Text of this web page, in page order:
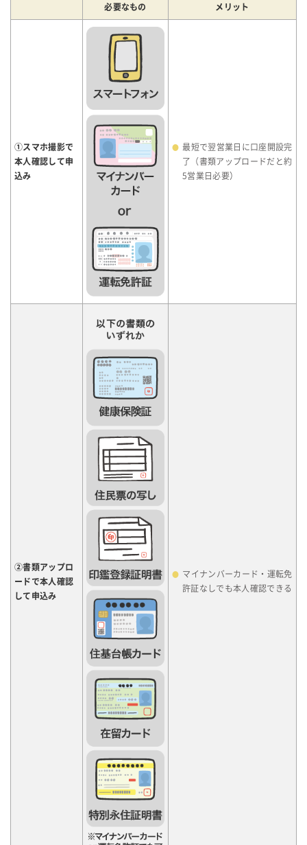
必要なもの メリット
①スマホ撮影で
本人確認して申
込み
最短で翌営業日に口座開設完
了（書類アップロードだと約
5営業日必要）
②書類アップロ
ードで本人確認
して申込み
マイナンバーカード・運転免
許証なしでも本人確認できる